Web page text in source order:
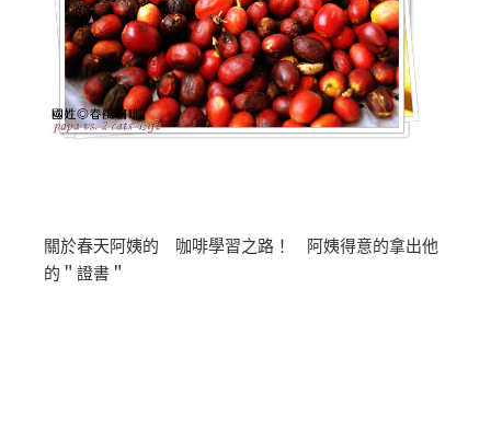
關於春天阿姨的 咖啡學習之路！ 阿姨得意的拿出他
的＂證書＂